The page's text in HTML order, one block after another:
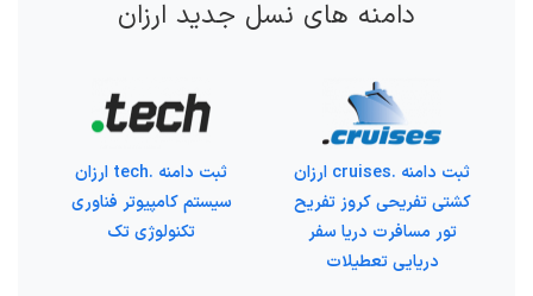
دامنه های نسل جدید ارزان
ثبت دامنه .cruises ارزان
کشتی تفریحی کروز تفریح
تور مسافرت دریا سفر
دریایی تعطیلات
ثبت دامنه .tech ارزان
سیستم کامپیوتر فناوری
تکنولوژی تک